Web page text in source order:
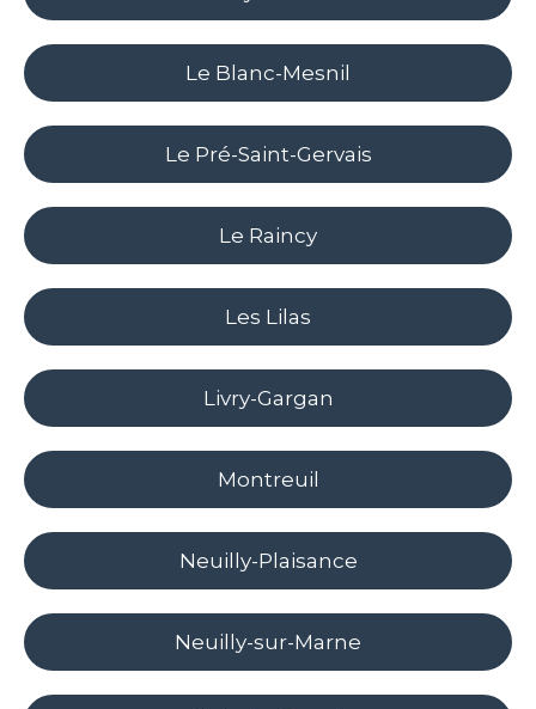
Le Blanc-Mesnil
Le Pré-Saint-Gervais
Le Raincy
Les Lilas
Livry-Gargan
Montreuil
Neuilly-Plaisance
Neuilly-sur-Marne